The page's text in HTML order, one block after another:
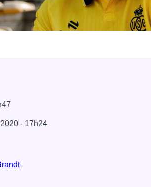
- 17h24